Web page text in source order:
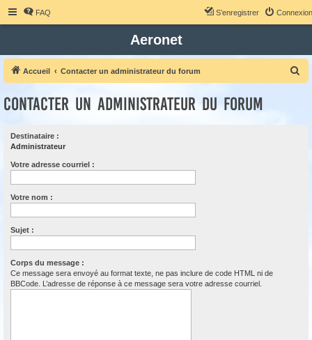
FAQ Connexion
S’enregistrer
Aeronet
Accueil Contacter un administrateur du forum
Contacter un administrateur du forum
Destinataire :
Administrateur
Votre adresse courriel :
Votre nom :
Sujet :
Corps du message :
Ce message sera envoyé au format texte, ne pas inclure de code HTML ni de
BBCode. L’adresse de réponse à ce message sera votre adresse courriel.